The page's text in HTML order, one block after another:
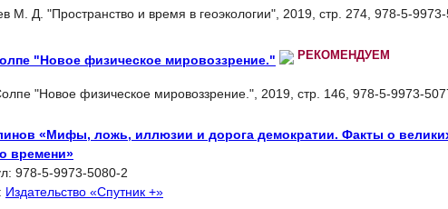
М. Д. "Пространство и время в геоэкологии", 2019, стр. 274, 978-5-
"Новое физическое мировоззрение." РЕКОМЕНДУЕМ
"Новое физическое мировоззрение.", 2019, стр. 146, 978-5-9973-
«Мифы, ложь, иллюзии и дорога демократии. Факты о
времени»
978-5-9973-5080-2
Издательство «Спутник +»